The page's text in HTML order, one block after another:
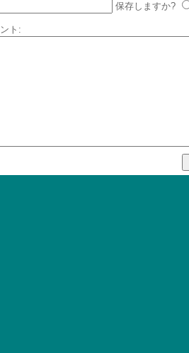
保存しますか?
ト: